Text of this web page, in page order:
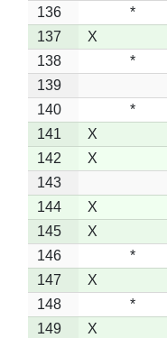
136
*
137
X
138
*
139
140
*
141
X
142
X
143
144
X
145
X
146
*
147
X
148
*
149
X